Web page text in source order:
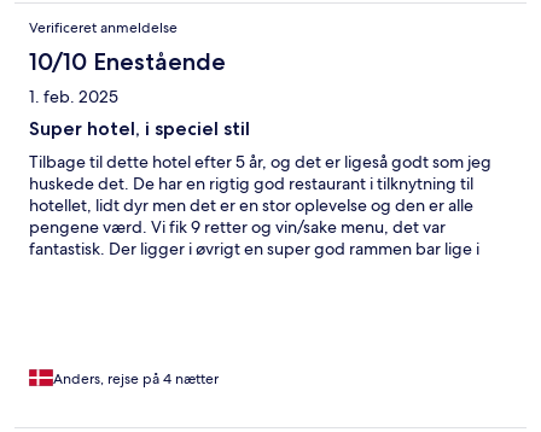
Verificeret anmeldelse
10/10 Enestående
1. feb. 2025
Super hotel, i speciel stil
Tilbage til dette hotel efter 5 år, og det er ligeså godt som jeg
huskede det. De har en rigtig god restaurant i tilknytning til
hotellet, lidt dyr men det er en stor oplevelse og den er alle
pengene værd. Vi fik 9 retter og vin/sake menu, det var
fantastisk. Der ligger i øvrigt en super god rammen bar lige i
Anders, rejse på 4 nætter